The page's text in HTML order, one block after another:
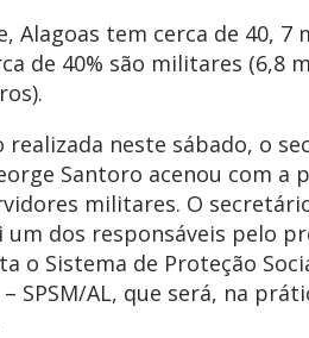
Alagoas tem cerca de 40, 7
de 40% são militares (6,8
realizada neste sábado, o
Santoro acenou com a
militares. O
um dos responsáveis pelo
o Sistema de Proteção
SPSM/AL, que será, na